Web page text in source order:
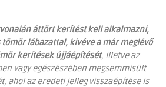
áttört kerítést kell alkalmazni,
tömör lábazattal, kivéve a már meglévő
kerítések újjáépítését, illetve az
vagy egészészében megsemmisült
ahol az eredeti jelleg visszaépítése is